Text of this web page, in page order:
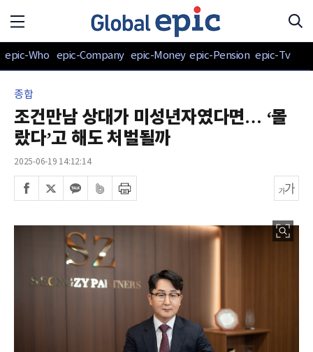
epic-Who epic-Company epic-Money epic-Pension epic-Tv
종합
조건만남 상대가 미성년자였다면… ‘몰
랐다’고 해도 처벌될까
2025-06-19 14:12:14